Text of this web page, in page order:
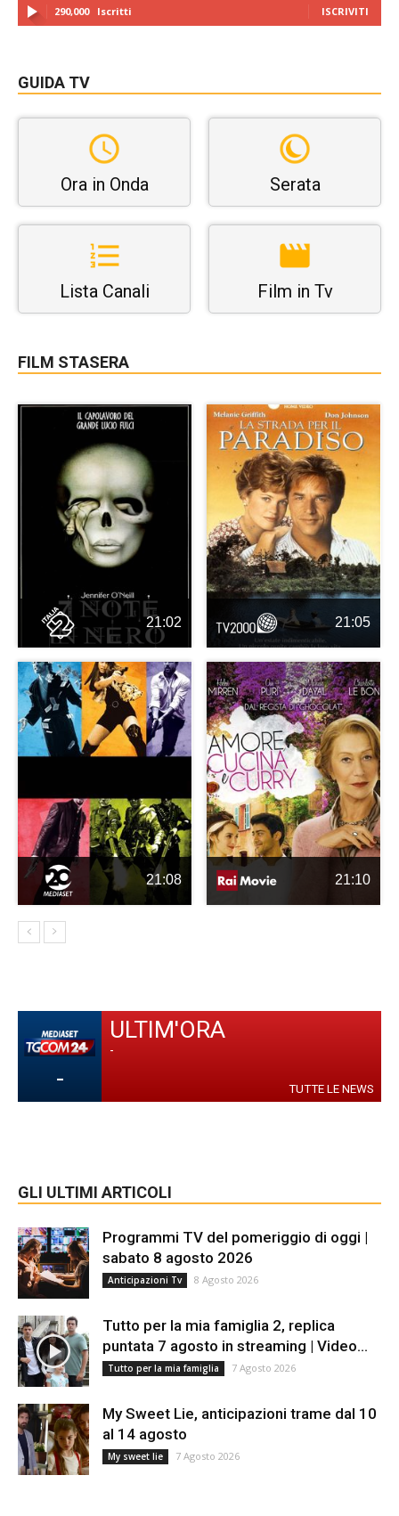
290,000 Iscritti ISCRIVITI
GUIDA TV
Ora in Onda Serata
Lista Canali Film in Tv
FILM STASERA
21:02 21:05
21:08 21:10
-
ULTIM'ORA
-
TUTTE LE NEWS
GLI ULTIMI ARTICOLI
Programmi TV del pomeriggio di oggi |
sabato 8 agosto 2026
Anticipazioni Tv 8 Agosto 2026
Tutto per la mia famiglia 2, replica
puntata 7 agosto in streaming | Video...
Tutto per la mia famiglia 7 Agosto 2026
My Sweet Lie, anticipazioni trame dal 10
al 14 agosto
My sweet lie 7 Agosto 2026